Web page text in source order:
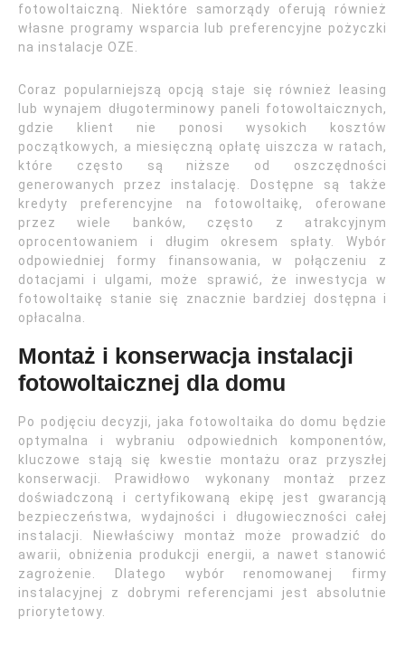
fotowoltaiczną. Niektóre samorządy oferują również
własne programy wsparcia lub preferencyjne pożyczki
na instalacje OZE.
Coraz popularniejszą opcją staje się również leasing
lub wynajem długoterminowy paneli fotowoltaicznych,
gdzie klient nie ponosi wysokich kosztów
początkowych, a miesięczną opłatę uiszcza w ratach,
które często są niższe od oszczędności
generowanych przez instalację. Dostępne są także
kredyty preferencyjne na fotowoltaikę, oferowane
przez wiele banków, często z atrakcyjnym
oprocentowaniem i długim okresem spłaty. Wybór
odpowiedniej formy finansowania, w połączeniu z
dotacjami i ulgami, może sprawić, że inwestycja w
fotowoltaikę stanie się znacznie bardziej dostępna i
opłacalna.
Montaż i konserwacja instalacji
fotowoltaicznej dla domu
Po podjęciu decyzji, jaka fotowoltaika do domu będzie
optymalna i wybraniu odpowiednich komponentów,
kluczowe stają się kwestie montażu oraz przyszłej
konserwacji. Prawidłowo wykonany montaż przez
doświadczoną i certyfikowaną ekipę jest gwarancją
bezpieczeństwa, wydajności i długowieczności całej
instalacji. Niewłaściwy montaż może prowadzić do
awarii, obniżenia produkcji energii, a nawet stanowić
zagrożenie. Dlatego wybór renomowanej firmy
instalacyjnej z dobrymi referencjami jest absolutnie
priorytetowy.